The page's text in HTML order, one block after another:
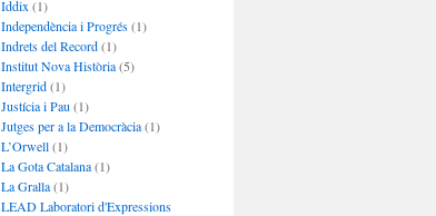
Iddix (1)
Independència i Progrés(1)
Indrets del Record(1)
Institut Nova Història(5)
Intergrid(1)
Justícia i Pau (1)
Jutges per a la Democràcia(1)
L’Orwell(1)
La Gota Catalana(1)
La Gralla(1)
LEAD Laboratori d'Expressions